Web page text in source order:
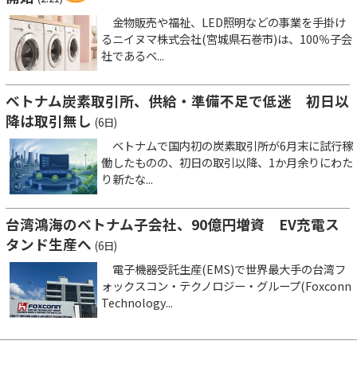
金物販売や福祉、LED照明などの事業を手掛け
るニイヌマ株式会社(宮城県石巻市)は、100％子会
社であるベ...
ベトナム炭素取引所、供給・準備不足で低迷 初日以
降は取引無し (6日)
ベトナムで国内初の炭素取引所が6月末に試行稼
働したものの、初日の取引以降、1か月余りにわた
り新たな...
台湾鴻海のベトナム子会社、90億円増資 EV充電ス
タンド生産へ (6日)
電子機器受託生産(EMS)で世界最大手の台湾フ
ォックスコン・テクノロジー・グループ(Foxconn
Technology...